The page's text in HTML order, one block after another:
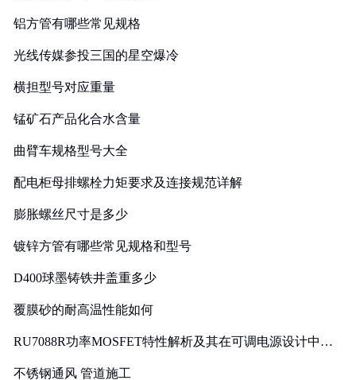
铝方管有哪些常见规格
光线传媒参投三国的星空爆冷
横担型号对应重量
锰矿石产品化合水含量
曲臂车规格型号大全
配电柜母排螺栓力矩要求及连接规范详解
膨胀螺丝尺寸是多少
镀锌方管有哪些常见规格和型号
D400球墨铸铁井盖重多少
覆膜砂的耐高温性能如何
RU7088R功率MOSFET特性解析及其在可调电源设计中的
不锈钢通风 管道施工